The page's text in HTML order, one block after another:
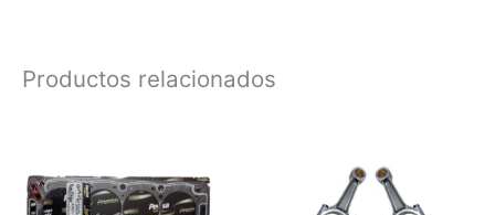
Productos relacionados